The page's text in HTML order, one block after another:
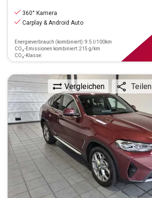
360° Kamera
Carplay & Android Auto
Energieverbrauch (kombiniert): 9.5 l/100km
CO₂-Emissionen kombiniert: 215 g/km
CO₂-Klasse:
Vergleichen Teilen